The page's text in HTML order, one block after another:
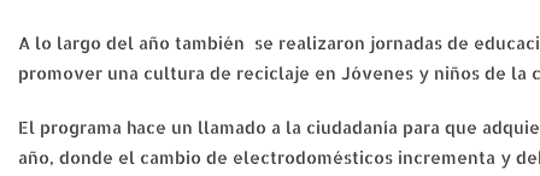
A lo largo del año también se realizaron jornadas de
promover una cultura de reciclaje en Jóvenes y niños de la
El programa hace un llamado a la ciudadanía para que
año, donde el cambio de electrodomésticos incrementa y